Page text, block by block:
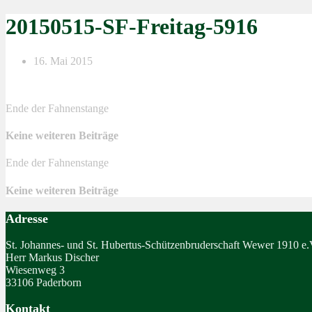
20150515-SF-Freitag-5916
16. Mai 2015
Ende der Fahnenstange
Keine weiteren Beiträge
Ende der Fahnenstange
Keine weiteren Beiträge
Adresse
St. Johannes- und St. Hubertus-Schützenbruderschaft Wewer 1910
Herr Markus Discher
Wiesenweg 3
33106 Paderborn
Kontakt